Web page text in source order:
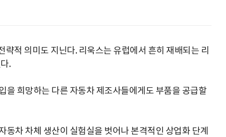
적 의미도 지닌다. 리욱스는 유럽에서 흔히 재배되는 리
.
을 희망하는 다른 자동차 제조사들에게도 부품을 공급할
차 차체 생산이 실험실을 벗어나 본격적인 상업화 단계